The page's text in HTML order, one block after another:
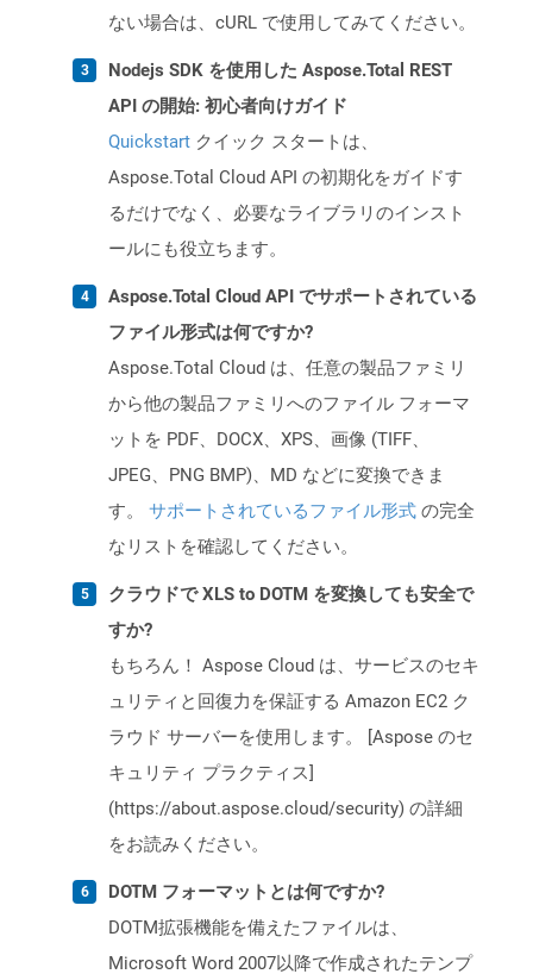
ない場合は、cURL で使用してみてください。
Nodejs SDK を使用した Aspose.Total REST
API の開始: 初心者向けガイド
Quickstart クイック スタートは、
Aspose.Total Cloud API の初期化をガイドす
るだけでなく、必要なライブラリのインスト
ールにも役立ちます。
Aspose.Total Cloud API でサポートされている
ファイル形式は何ですか?
Aspose.Total Cloud は、任意の製品ファミリ
から他の製品ファミリへのファイル フォーマ
ットを PDF、DOCX、XPS、画像 (TIFF、
JPEG、PNG BMP)、MD などに変換できま
す。 サポートされているファイル形式 の完全
なリストを確認してください。
クラウドで XLS to DOTM を変換しても安全で
すか?
もちろん！ Aspose Cloud は、サービスのセキ
ュリティと回復力を保証する Amazon EC2 ク
ラウド サーバーを使用します。 [Aspose のセ
キュリティ プラクティス]
(https://about.aspose.cloud/security) の詳細
をお読みください。
DOTM フォーマットとは何ですか?
DOTM拡張機能を備えたファイルは、
Microsoft Word 2007以降で作成されたテンプ